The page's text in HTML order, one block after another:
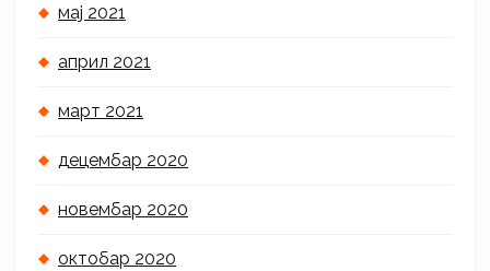
мај 2021
април 2021
март 2021
децембар 2020
новембар 2020
октобар 2020